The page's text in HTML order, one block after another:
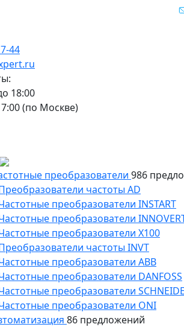
44
18:00
(по Москве)
преобразователи 986
частоты AD
преобразователи INSTART
преобразователи
преобразователи Х100
частоты INVT
преобразователи ABB
преобразователи DANFOSS
преобразователи
преобразователи ONI
86 предложений